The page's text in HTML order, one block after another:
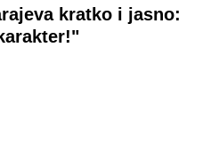
kratko i jasno: